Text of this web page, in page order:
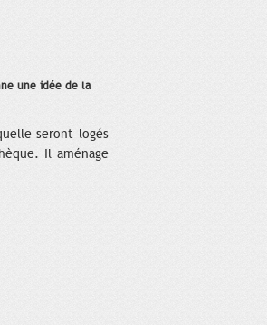
une idée de la
seront logés
Il aménage